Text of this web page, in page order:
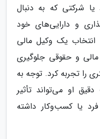
شرکتی که به دنبال
و دارایی‌های خود
یک وکیل مالی
و حقوقی جلوگیری
را تجربه کرد. توجه به
او می‌تواند تأثیر
یا کسب‌وکار داشته